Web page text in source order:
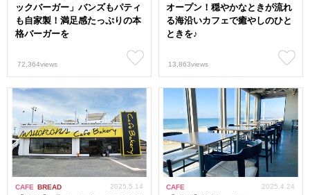
ックバーガー」バンズもパティ
も自家製！満足感たっぷりの本
格バーガーを
72,364views
オープン！穏やかなときが流れ
る海沿いカフェで癒やしのひと
ときを♪
13,863views
CAFE BREAD 2025.5.14 CAFE 2025.4.24